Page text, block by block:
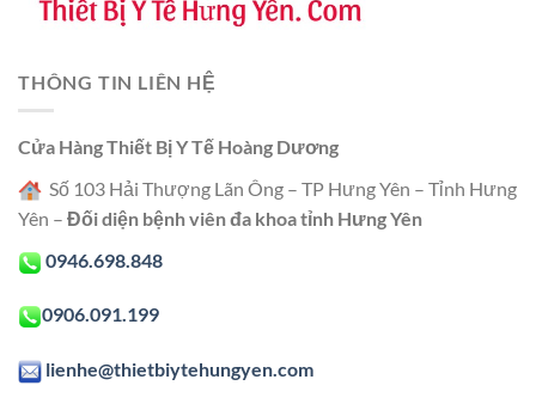
THÔNG TIN LIÊN HỆ
Cửa Hàng Thiết Bị Y Tế Hoàng Dương
Số 103 Hải Thượng Lãn Ông – TP Hưng Yên – Tỉnh Hưng
Yên – Đối diện bệnh viên đa khoa tỉnh Hưng Yên
0946.698.848
0906.091.199
lienhe@thietbiytehungyen.com